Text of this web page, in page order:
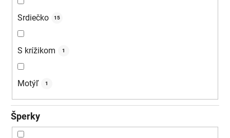
Srdiečko 15
S krížikom 1
Motýľ 1
Šperky